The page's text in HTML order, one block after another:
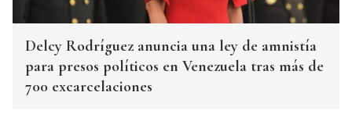
Delcy Rodríguez anuncia una ley de amnistía
para presos políticos en Venezuela tras más de
700 excarcelaciones